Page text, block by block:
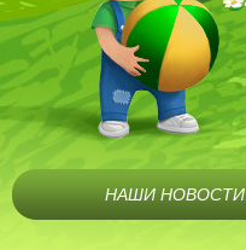
НАШИ НОВОСТИ